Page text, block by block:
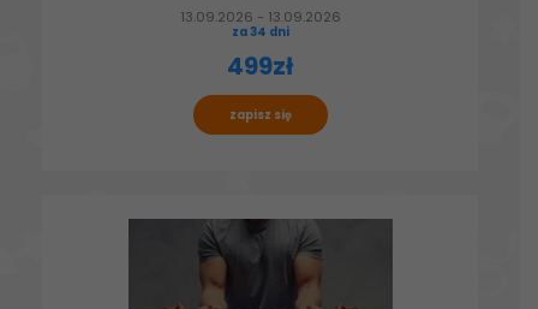
13.09.2026 - 13.09.2026
za 34 dni
499zł
zapisz się